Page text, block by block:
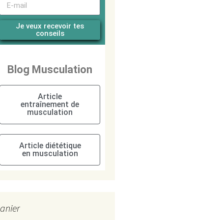
Je veux recevoir tes
conseils
Blog Musculation
Article
entraînement de
musculation
Article diététique
en musculation